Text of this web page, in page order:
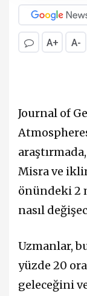
A+ A-
Journal of
Misra ve
önündeki 2
nasıl
Uzmanlar,
yüzde 20
geleceğini